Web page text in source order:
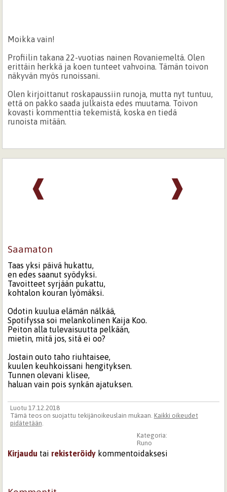
Moikka vain!
Profiilin takana 22-vuotias nainen Rovaniemeltä. Olen
erittäin herkkä ja koen tunteet vahvoina. Tämän toivon
näkyvän myös runoissani.
Olen kirjoittanut roskapaussiin runoja, mutta nyt tuntuu,
että on pakko saada julkaista edes muutama. Toivon
kovasti kommenttia tekemistä, koska en tiedä
runoista mitään.
❱
❰
Saamaton
Taas yksi päivä hukattu,
en edes saanut syödyksi.
Tavoitteet syrjään pukattu,
kohtalon kouran lyömäksi.
Odotin kuulua elämän nälkää,
Spotifyssa soi melankolinen Kaija Koo.
Peiton alla tulevaisuutta pelkään,
mietin, mitä jos, sitä ei oo?
Jostain outo taho riuhtaisee,
kuulen keuhkoissani hengityksen.
Tunnen olevani klisee,
haluan vain pois synkän ajatuksen.
Luotu 17.12.2018
Tämä teos on suojattu tekijänoikeuslain mukaan. Kaikki oikeudet
pidätetään.
Kategoria:
Runo
Kirjaudu tai rekisteröidy kommentoidaksesi